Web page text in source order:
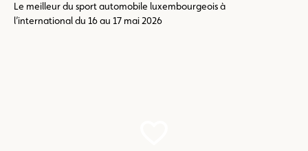
Le meilleur du sport automobile luxembourgeois à
l’international du 16 au 17 mai 2026